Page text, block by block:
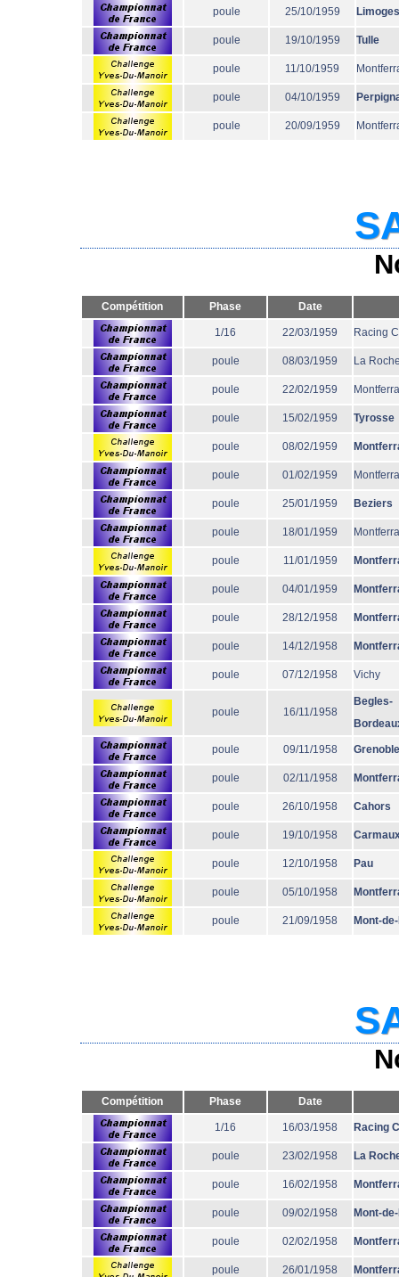
poule 25/10/1959 Limoges
poule 19/10/1959 Tulle
poule 11/10/1959
poule 04/10/1959
poule 20/09/1959
Compétition Phase Date
1/16 22/03/1959 Racing
poule 08/03/1959 La
poule 22/02/1959
poule 15/02/1959 Tyrosse
poule 08/02/1959
poule 01/02/1959
poule 25/01/1959 Beziers
poule 18/01/1959
poule 11/01/1959
poule 04/01/1959
poule 28/12/1958
poule 14/12/1958
poule 07/12/1958 Vichy
poule 16/11/1958
Begles-
poule 09/11/1958 Grenoble
poule 02/11/1958
poule 26/10/1958 Cahors
poule 19/10/1958
poule 12/10/1958 Pau
poule 05/10/1958
poule 21/09/1958 Mont-
Compétition Phase Date
1/16 16/03/1958 Racing
poule 23/02/1958 La
poule 16/02/1958
poule 09/02/1958 Mont-
poule 02/02/1958
poule 26/01/1958